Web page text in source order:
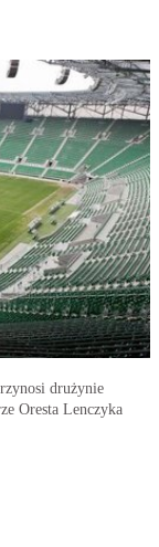
drużynie
Oresta Lenczyka